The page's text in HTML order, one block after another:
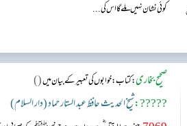
کوئی نشان نہیں ملے گا اس کی...
صحیح بخاری:کتاب: خوابوں کی تعبیر کے بیان میں()
?????:شیخ الحدیث حافظ عبد الستار حماد (دار السلام)